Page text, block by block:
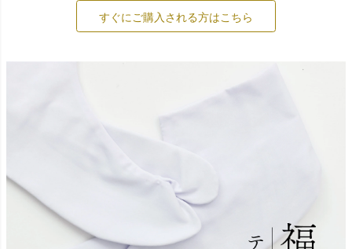
すぐにご購入される方はこちら